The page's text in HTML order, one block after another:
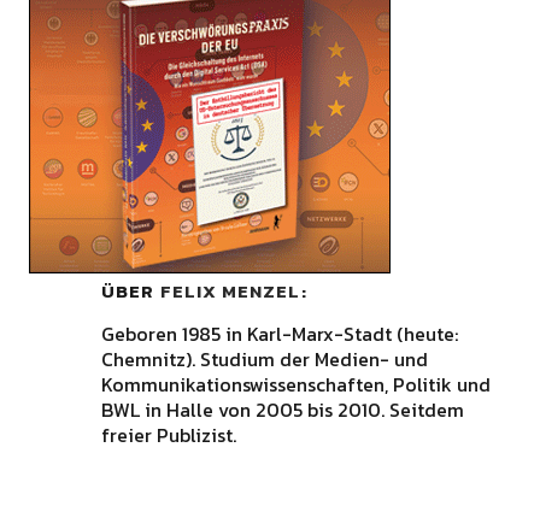
ÜBER FELIX MENZEL
Geboren 1985 in Karl-Marx-Stadt (heute:
Chemnitz). Studium der Medien- und
Kommunikationswissenschaften, Politik und
BWL in Halle von 2005 bis 2010. Seitdem
freier Publizist.